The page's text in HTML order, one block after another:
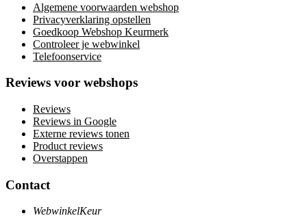
Algemene voorwaarden webshop
Privacyverklaring opstellen
Goedkoop Webshop Keurmerk
Controleer je webwinkel
Telefoonservice
Reviews voor webshops
Reviews
Reviews in Google
Externe reviews tonen
Product reviews
Overstappen
Contact
WebwinkelKeur